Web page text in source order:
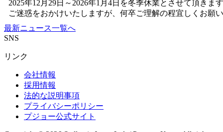
2025年12月29日～2026年1月4日を冬季休業とさせて頂きま
ご迷惑をおかけいたしますが、何卒ご理解の程宜しくお願
最新ニュース一覧へ
SNS
リンク
会社情報
採用情報
法的な説明事項
プライバシーポリシー
プジョー公式サイト